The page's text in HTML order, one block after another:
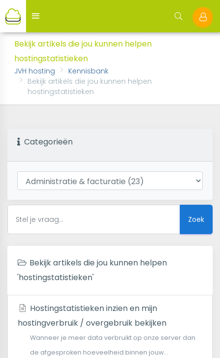
Bekijk artikels die jou kunnen helpen
hostingstatistieken
JVH hosting
Kennisbank
Bekijk artikels die jou kunnen helpen
hostingstatistieken
Categorieën
Zoek
Bekijk artikels die jou kunnen helpen
'hostingstatistieken'
Hostingstatistieken inzien en mijn
hostingverbruik / overgebruik bekijken
Wanneer je meer data verbruikt op onze server dan
de afgesproken hoeveelheid binnen jouw...